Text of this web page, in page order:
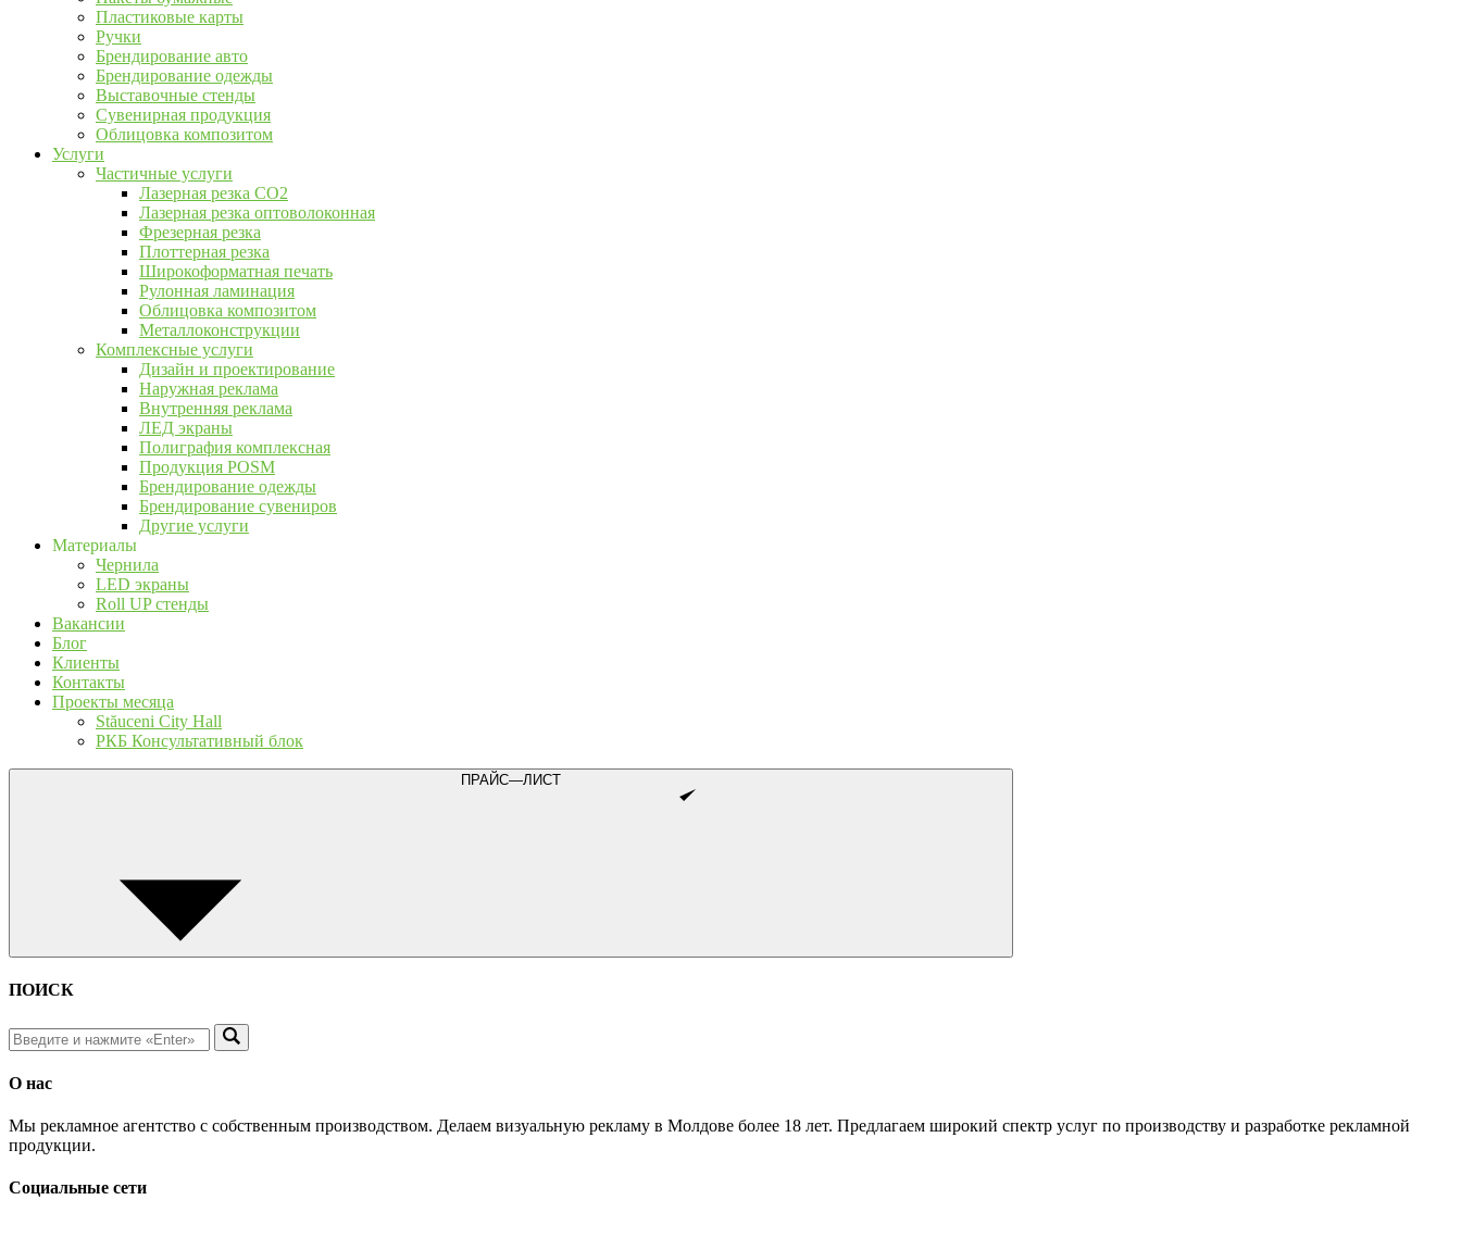
Пластиковые карты
Ручки
Брендирование авто
Брендирование одежды
Выставочные стенды
Сувенирная продукция
Облицовка композитом
Услуги
Частичные услуги
Лазерная резка CO2
Лазерная резка оптоволоконная
Фрезерная резка
Плоттерная резка
Широкоформатная печать
Рулонная ламинация
Облицовка композитом
Металлоконструкции
Комплексные услуги
Дизайн и проектирование
Наружная реклама
Внутренняя реклама
ЛЕД экраны
Полиграфия комплексная
Продукция POSM
Брендирование одежды
Брендирование сувениров
Другие услуги
Материалы
Чернила
LED экраны
Roll UP стенды
Вакансии
Блог
Клиенты
Контакты
Проекты месяца
Stăuceni City Hall
РКБ Консультативный блок
ПРАЙС—ЛИСТ
ПОИСК
О нас
Мы рекламное агентство с собственным производством. Делаем визуальную рекламу в Молдове более 18 лет. Предлагаем широкий спектр услуг по производству и разработке рекламной
продукции.
Социальные сети